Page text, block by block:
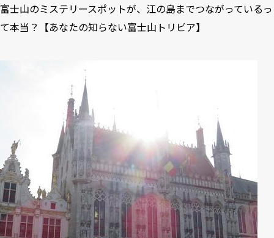
富士山のミステリースポットが、江の島までつながっているっ
て本当？【あなたの知らない富士山トリビア】